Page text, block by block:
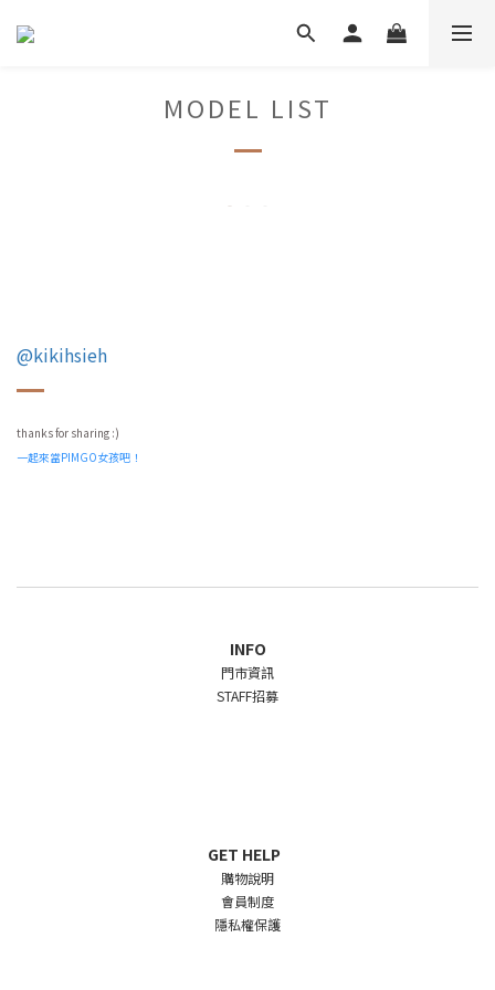
MODEL LIST
@kikihsieh
thanks for sharing :)
一起來當PIMGO女孩吧！
INFO
門市資訊
STAFF招募
GET HELP
購物說明
會員制度
隱私權保護